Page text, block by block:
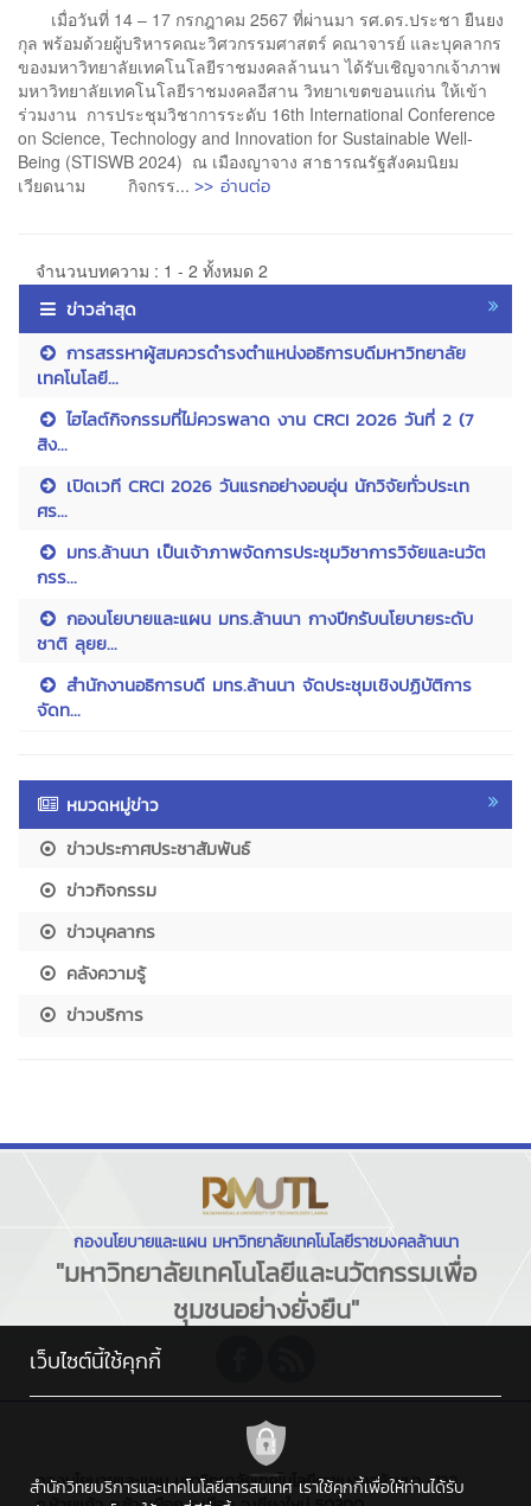
เมื่อวันที่ 14 – 17 กรกฎาคม 2567 ที่ผ่านมา รศ.ดร.ประชา ยืนยง
กุล พร้อมด้วยผู้บริหารคณะวิศวกรรมศาสตร์ คณาจารย์ และบุคลากร
ของมหาวิทยาลัยเทคโนโลยีราชมงคลล้านนา ได้รับเชิญจากเจ้าภาพ
มหาวิทยาลัยเทคโนโลยีราชมงคลอีสาน วิทยาเขตขอนแก่น ให้เข้า
ร่วมงาน การประชุมวิชาการระดับ 16th International Conference
on Science, Technology and Innovation for Sustainable Well-
Being (STISWB 2024) ณ เมืองญาจาง สาธารณรัฐสังคมนิยม
เวียดนาม กิจกรร... >> อ่านต่อ
จำนวนบทความ : 1 - 2 ทั้งหมด 2
ข่าวล่าสุด
การสรรหาผู้สมควรดำรงตำแหน่งอธิการบดีมหาวิทยาลัย
เทคโนโลยี...
ไฮไลต์กิจกรรมที่ไม่ควรพลาด งาน CRCI 2026 วันที่ 2 (7
สิง...
เปิดเวที CRCI 2026 วันแรกอย่างอบอุ่น นักวิจัยทั่วประเท
ศร...
มทร.ล้านนา เป็นเจ้าภาพจัดการประชุมวิชาการวิจัยและนวัต
กรร...
กองนโยบายและแผน มทร.ล้านนา กางปีกรับนโยบายระดับ
ชาติ ลุยย...
สำนักงานอธิการบดี มทร.ล้านนา จัดประชุมเชิงปฏิบัติการ
จัดท...
หมวดหมู่ข่าว
ข่าวประกาศประชาสัมพันธ์
ข่าวกิจกรรม
ข่าวบุคลากร
คลังความรู้
ข่าวบริการ
กองนโยบายและแผน มหาวิทยาลัยเทคโนโลยีราชมงคลล้านนา
"มหาวิทยาลัยเทคโนโลยีและนวัตกรรมเพื่อ
ชุมชนอย่างยั่งยืน"
กองนโยบายและแผน มหาวิทยาลัยเทคโนโลยีราชมงคลล้านนา : 128
เว็บไซต์นี้ใช้คุกกี้
สำนักวิทยบริการและเทคโนโลยีสารสนเทศ เราใช้คุกกี้เพื่อให้ท่านได้รับ